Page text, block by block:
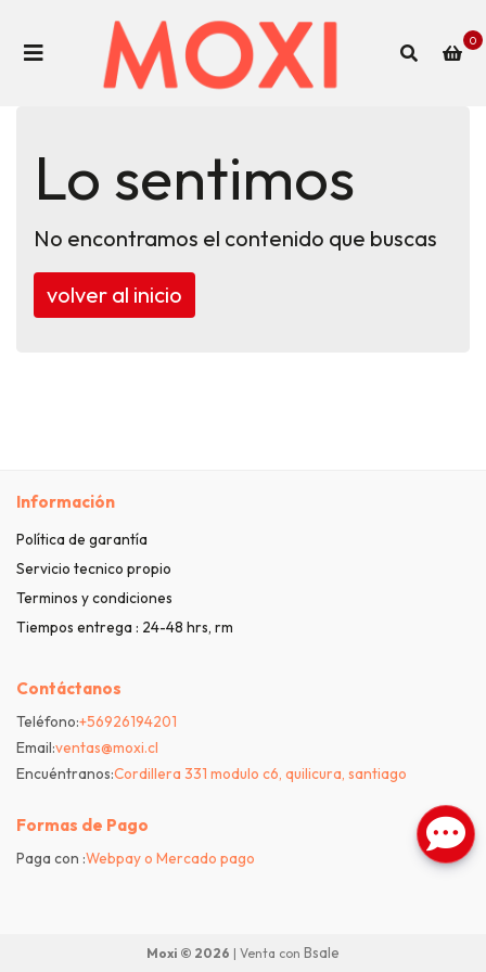
0
Lo sentimos
No encontramos el contenido que buscas
volver al inicio
Información
Política de garantía
Servicio tecnico propio
Terminos y condiciones
Tiempos entrega : 24-48 hrs, rm
Contáctanos
Teléfono:+56926194201
Email:ventas@moxi.cl
Encuéntranos:Cordillera 331 modulo c6, quilicura, santiago
Formas de Pago
Paga con :Webpay o Mercado pago
Moxi © 2026 | Venta con Bsale